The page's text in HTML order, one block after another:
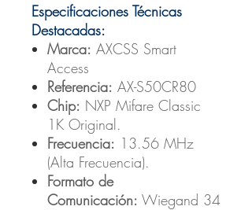
Especificaciones Técnicas
Destacadas:
Marca: AXCSS Smart
Access
Referencia: AX-S50CR80
Chip: NXP Mifare Classic
1K Original.
Frecuencia: 13.56 MHz
(Alta Frecuencia).
Formato de
Comunicación: Wiegand 34